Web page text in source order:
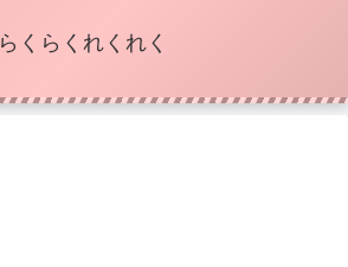
らくらくれくれく